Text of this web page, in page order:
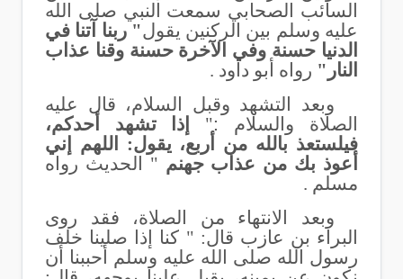
السائب الصحابي سمعت النبي صلى الله
عليه وسلم بين الركنين يقول" ربنا آتنا في
الدنيا حسنة وفي الآخرة حسنة وقنا عذاب
النار" رواه أبو داود .
وبعد التشهد وقبل السلام، قال عليه
الصلاة والسلام :
"
إذا تشهد أحدكم،
فيلستعذ بالله من أربع، يقول: اللهم إني
أعوذ بك من عذاب جهنم " الحديث رواه
مسلم .
وبعد الانتهاء من الصلاة، فقد روى
البراء بن عازب قال: " كنا إذا صلينا خلف
رسول الله صلى الله عليه وسلم أحببنا أن